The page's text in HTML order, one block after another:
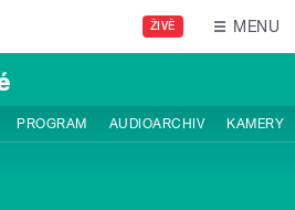
ŽIVĚ MENU
PROGRAM AUDIOARCHIV KAMERY